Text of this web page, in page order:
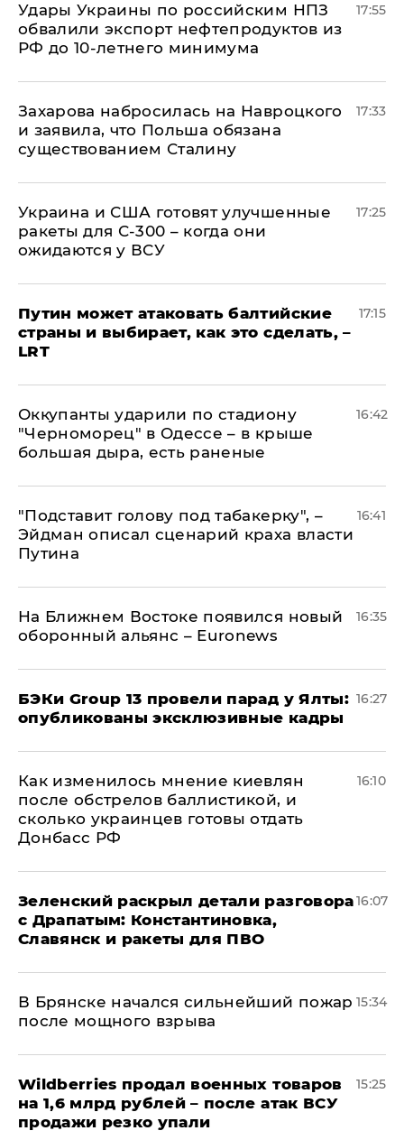
Удары Украины по российским НПЗ
обвалили экспорт нефтепродуктов из
РФ до 10-летнего минимума
17:55
​Захарова набросилась на Навроцкого
и заявила, что Польша обязана
существованием Сталину
17:33
Украина и США готовят улучшенные
ракеты для С-300 – когда они
ожидаются у ВСУ
17:25
Путин может атаковать балтийские
страны и выбирает, как это сделать, –
LRT
17:15
Оккупанты ударили по стадиону
"Черноморец" в Одессе – в крыше
большая дыра, есть раненые
16:42
​"Подставит голову под табакерку", –
Эйдман описал сценарий краха власти
Путина
16:41
На Ближнем Востоке появился новый
оборонный альянс – Euronews
16:35
​БЭКи Group 13 провели парад у Ялты:
опубликованы эксклюзивные кадры
16:27
Как изменилось мнение киевлян
после обстрелов баллистикой, и
сколько украинцев готовы отдать
Донбасс РФ
16:10
​Зеленский раскрыл детали разговора
с Драпатым: Константиновка,
Славянск и ракеты для ПВО
16:07
В Брянске начался сильнейший пожар
после мощного взрыва
15:34
​Wildberries продал военных товаров
на 1,6 млрд рублей – после атак ВСУ
продажи резко упали
15:25